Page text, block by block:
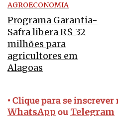
AGROECONOMIA
Programa Garantia-
Safra libera R$ 32
milhões para
agricultores em
Alagoas
• Clique para se
WhatsApp ou Telegram